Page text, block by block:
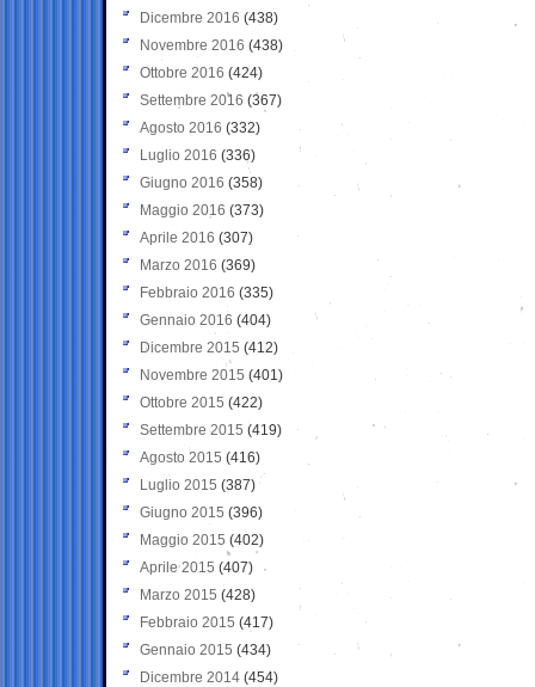
Dicembre 2016 (438)
Novembre 2016 (438)
Ottobre 2016 (424)
Settembre 2016 (367)
Agosto 2016 (332)
Luglio 2016 (336)
Giugno 2016 (358)
Maggio 2016 (373)
Aprile 2016 (307)
Marzo 2016 (369)
Febbraio 2016 (335)
Gennaio 2016 (404)
Dicembre 2015 (412)
Novembre 2015 (401)
Ottobre 2015 (422)
Settembre 2015 (419)
Agosto 2015 (416)
Luglio 2015 (387)
Giugno 2015 (396)
Maggio 2015 (402)
Aprile 2015 (407)
Marzo 2015 (428)
Febbraio 2015 (417)
Gennaio 2015 (434)
Dicembre 2014 (454)